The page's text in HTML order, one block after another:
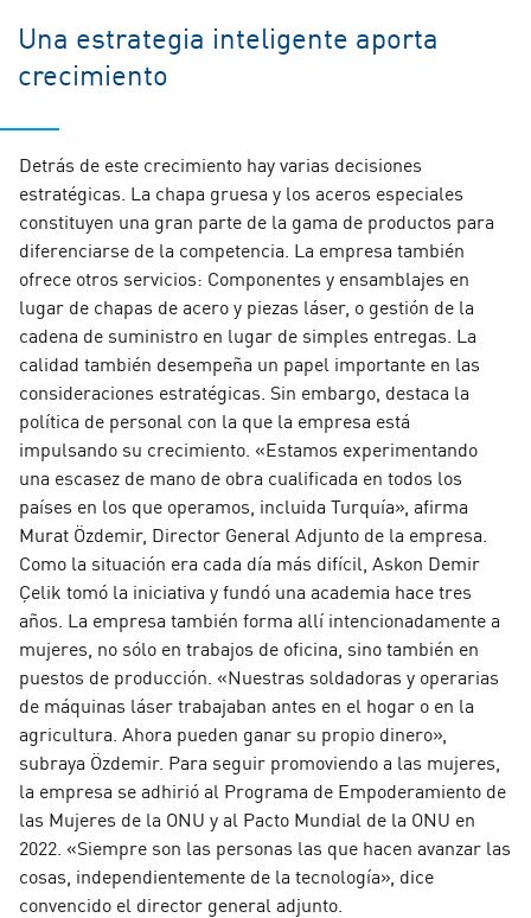
Una estrategia inteligente aporta
crecimiento
Detrás de este crecimiento hay varias decisiones
estratégicas. La chapa gruesa y los aceros especiales
constituyen una gran parte de la gama de productos para
diferenciarse de la competencia. La empresa también
ofrece otros servicios: Componentes y ensamblajes en
lugar de chapas de acero y piezas láser, o gestión de la
cadena de suministro en lugar de simples entregas. La
calidad también desempeña un papel importante en las
consideraciones estratégicas. Sin embargo, destaca la
política de personal con la que la empresa está
impulsando su crecimiento. «Estamos experimentando
una escasez de mano de obra cualificada en todos los
países en los que operamos, incluida Turquía», afirma
Murat Özdemir, Director General Adjunto de la empresa.
Como la situación era cada día más difícil, Askon Demir
Çelik tomó la iniciativa y fundó una academia hace tres
años. La empresa también forma allí intencionadamente a
mujeres, no sólo en trabajos de oficina, sino también en
puestos de producción. «Nuestras soldadoras y operarias
de máquinas láser trabajaban antes en el hogar o en la
agricultura. Ahora pueden ganar su propio dinero»,
subraya Özdemir. Para seguir promoviendo a las mujeres,
la empresa se adhirió al Programa de Empoderamiento de
las Mujeres de la ONU y al Pacto Mundial de la ONU en
2022. «Siempre son las personas las que hacen avanzar las
cosas, independientemente de la tecnología», dice
convencido el director general adjunto.